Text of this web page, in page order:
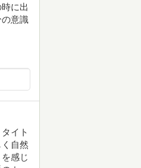
に出
意識
イト
自然
感じ